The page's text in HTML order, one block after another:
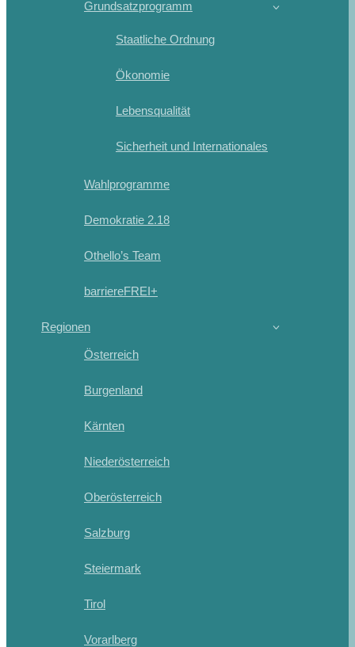
Grundsatzprogramm
Staatliche Ordnung
Ökonomie
Lebensqualität
Sicherheit und Internationales
Wahlprogramme
Demokratie 2.18
Othello’s Team
barriereFREI+
Regionen
Österreich
Burgenland
Kärnten
Niederösterreich
Oberösterreich
Salzburg
Steiermark
Tirol
Vorarlberg